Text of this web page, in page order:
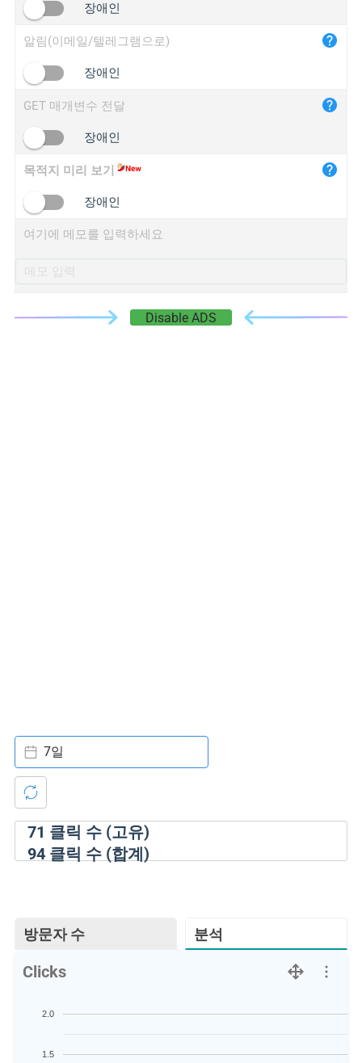
장애인
알림(이메일/텔레그램으로)
장애인
GET 매개변수 전달
장애인
목적지 미리 보기
장애인
여기에 메모를 입력하세요
Disable ADS
71 클릭 수 (고유)
94클릭 수 (합계)
7일
방문자 수 분석
Clicks
1.5
2.0